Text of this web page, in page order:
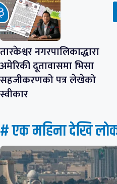
तारकेश्वर नगरपालिकाद्धारा
अमेरिकी दूतावासमा भिसा
सहजीकरणको पत्र लेखेको
स्वीकार
# एक महिना देखि